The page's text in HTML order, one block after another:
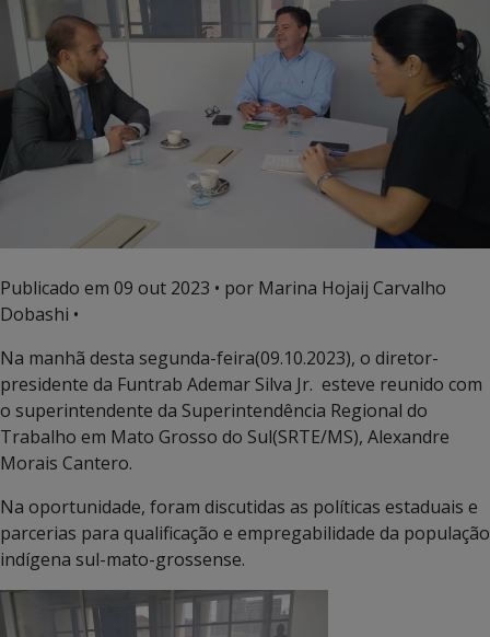
Publicado em 09 out 2023 • por Marina Hojaij Carvalho
Dobashi •
Na manhã desta segunda-feira(09.10.2023), o diretor-
presidente da Funtrab Ademar Silva Jr. esteve reunido com
o superintendente da Superintendência Regional do
Trabalho em Mato Grosso do Sul(SRTE/MS), Alexandre
Morais Cantero.
Na oportunidade, foram discutidas as políticas estaduais e
parcerias para qualificação e empregabilidade da população
indígena sul-mato-grossense.